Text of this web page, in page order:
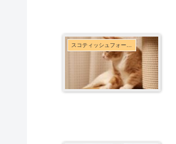
スコティッシュフォールド